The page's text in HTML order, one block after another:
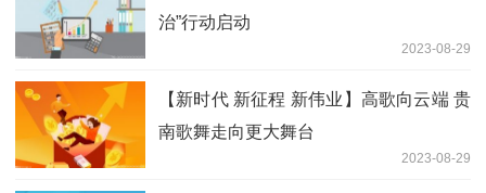
治”行动启动
2023-08-29
【新时代 新征程 新伟业】高歌向云端 贵
南歌舞走向更大舞台
2023-08-29